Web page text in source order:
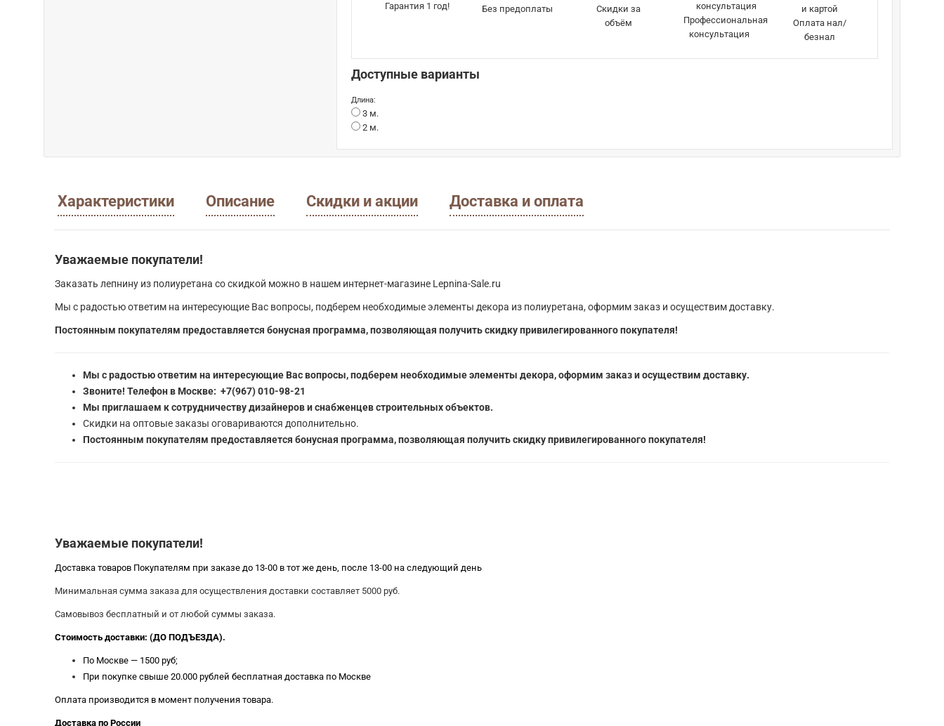
Гарантия 1 год! Без предоплаты
Скидки за
объём
Профессиональная
консультация
Оплата нал/
безнал
Доступные варианты
Длина:
3 м.
2 м.
Характеристики Описание Скидки и акции Доставка и оплата
Уважаемые покупатели!
Заказать лепнину из полиуретана со скидкой можно в нашем интернет-магазине Lepnina-Sale.ru
Мы с радостью ответим на интересующие Вас вопросы, подберем необходимые элементы декора из полиуретана, оформим заказ и осуществим доставку.
Постоянным покупателям предоставляется бонусная программа, позволяющая получить скидку привилегированного покупателя!
Мы с радостью ответим на интересующие Вас вопросы, подберем необходимые элементы декора, оформим заказ и осуществим доставку.
Звоните! Телефон в Москве: +7(967) 010-98-21
Мы приглашаем к сотрудничеству дизайнеров и снабженцев строительных объектов.
Скидки на оптовые заказы оговариваются дополнительно.
Постоянным покупателям предоставляется бонусная программа, позволяющая получить скидку привилегированного покупателя!
Уважаемые покупатели!
Доставка товаров Покупателям при заказе до 13-00 в тот же день, после 13-00 на следующий день
Минимальная сумма заказа для осуществления доставки составляет 5000 руб.
Самовывоз бесплатный и от любой суммы заказа.
Стоимость доставки: (ДО ПОДЪЕЗДА).
По Москве — 1500 руб;
При покупке свыше 20.000 рублей бесплатная доставка по Москве
Оплата производится в момент получения товара.
Доставка по России